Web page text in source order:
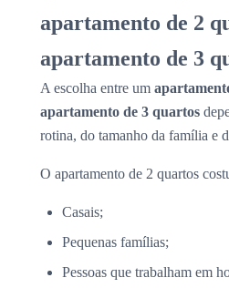
apartamento de 2
apartamento de 3
A escolha entre um
apartamento de 3 quartos
rotina, do tamanho da família e
O apartamento de 2 quartos
Casais;
Pequenas famílias;
Pessoas que trabalham em